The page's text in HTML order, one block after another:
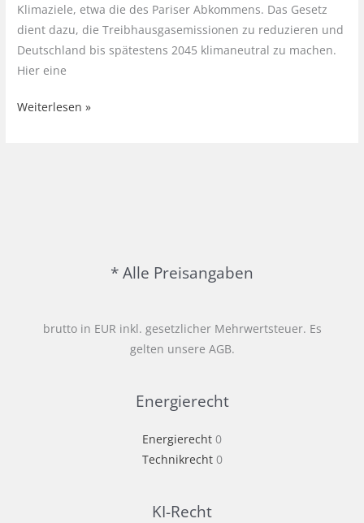
Klimaziele, etwa die des Pariser Abkommens. Das Gesetz
dient dazu, die Treibhausgasemissionen zu reduzieren und
Deutschland bis spätestens 2045 klimaneutral zu machen.
Hier eine
Das
Weiterlesen »
* Alle Preisangaben
brutto in EUR inkl. gesetzlicher Mehrwertsteuer. Es
gelten unsere AGB.
Energierecht
Energierecht 0
Technikrecht0
KI-Recht